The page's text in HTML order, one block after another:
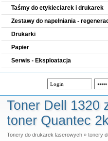
Taśmy do etykieciarek i drukarek
Zestawy do napełniania -
Drukarki
Papier
Serwis - Eksploatacja
Toner Dell 1320
toner Quantec
Tonery do drukarek laserowych» tonery